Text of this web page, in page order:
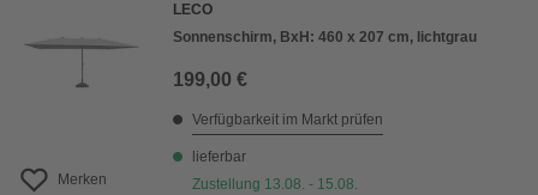
Merken
LECO
Sonnenschirm, BxH: 460 x 207 cm, lichtgrau
199,00 €
Verfügbarkeit im Markt prüfen
lieferbar
Zustellung 13.08. - 15.08.